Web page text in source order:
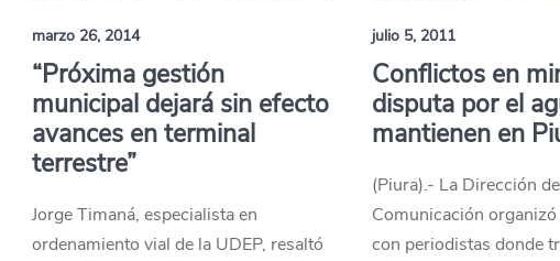
marzo 26, 2014
“Próxima gestión
municipal dejará sin efecto
avances en terminal
terrestre”
Jorge Timaná, especialista en
ordenamiento vial de la UDEP, resaltó
julio 5, 2011
Conflictos en
disputa por el
mantienen en
(Piura).- La Dirección de
Comunicación
con periodistas donde